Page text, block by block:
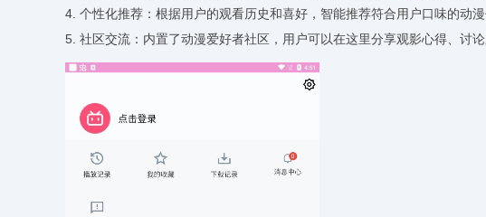
4. 个性化推荐：根据用户的观看历史和喜好，智能推荐符合用户口味的动漫
5. 社区交流：内置了动漫爱好者社区，用户可以在这里分享观影心得、讨论